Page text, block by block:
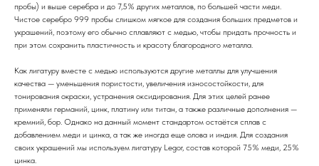
пробы) и выше серебра и до 7,5% других металлов, по большей части меди.
Чистое серебро 999 пробы слишком мягкое для создания больших предметов и
украшений, поэтому его обычно сплавляют с медью, чтобы придать прочность и
при этом сохранить пластичность и красоту благородного металла.
Как лигатуру вместе с медью используются другие металлы для улучшения
качества — уменьшения пористости, увеличения износостойкости, для
тонирования окраски, устранения оксидирования. Для этих целей ранее
применяли германий, цинк, платину или титан, а также различные дополнения —
кремний, бор. Однако на данный момент стандартом остаётся сплав с
добавлением меди и цинка, а так же иногда еще олова и индия. Для создания
своих украшений мы используем лигатуру Legor, состав которой 75% меди, 25%
цинка.